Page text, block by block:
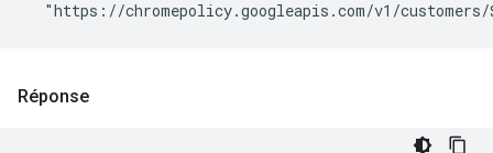
Réponse